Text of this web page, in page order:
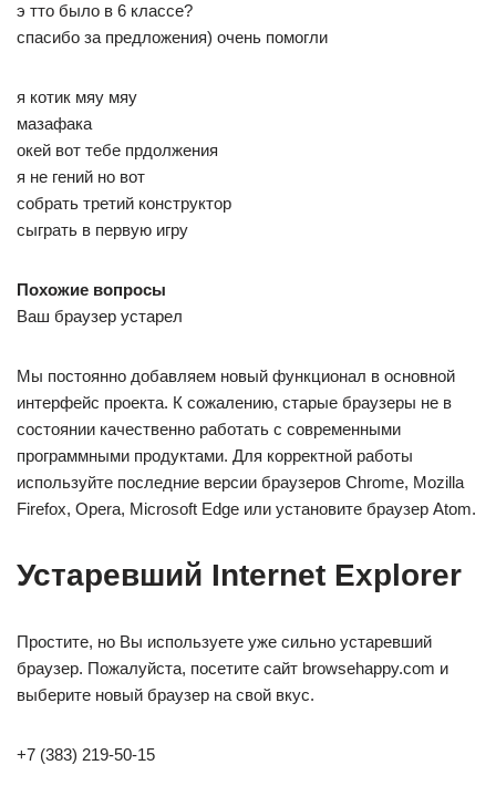
э тто было в 6 классе?
спасибо за предложения) очень помогли
я котик мяу мяу
мазафака
окей вот тебе прдолжения
я не гений но вот
собрать третий конструктор
сыграть в первую игру
Похожие вопросы
Ваш браузер устарел
Мы постоянно добавляем новый функционал в основной
интерфейс проекта. К сожалению, старые браузеры не в
состоянии качественно работать с современными
программными продуктами. Для корректной работы
используйте последние версии браузеров Chrome, Mozilla
Firefox, Opera, Microsoft Edge или установите браузер Atom.
Устаревший Internet Explorer
Простите, но Вы используете уже сильно устаревший
браузер. Пожалуйста, посетите сайт browsehappy.com и
выберите новый браузер на свой вкус.
+7 (383) 219-50-15